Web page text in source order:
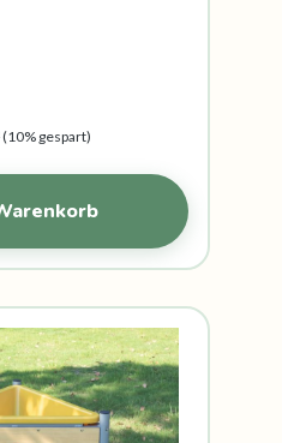
(10% gespart)